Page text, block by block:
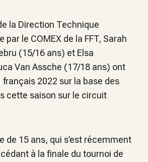
la Direction Technique
par le COMEX de la FFT, Sarah
(15/16 ans) et Elsa
Van Assche (17/18 ans) ont
français 2022 sur la base des
cette saison sur le circuit
de 15 ans, qui s’est récemment
à la finale du tournoi de